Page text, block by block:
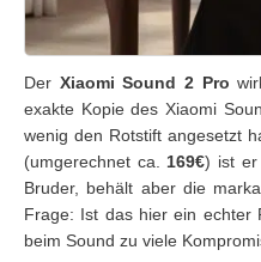
Der Xiaomi Sound 2 Pro
exakte Kopie des Xiaomi
wenig den Rotstift angesetzt
(umgerechnet ca. 169€) ist er
Bruder, behält aber die
Frage: Ist das hier ein echter
beim Sound zu viele